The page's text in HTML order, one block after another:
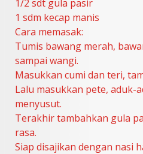
1/2 sdt gula pasir
1 sdm kecap manis
Cara memasak:
Tumis bawang merah,
sampai wangi.
Masukkan cumi dan teri,
Lalu masukkan pete, aduk-
menyusut.
Terakhir tambahkan gula
rasa.
Siap disajikan dengan nasi